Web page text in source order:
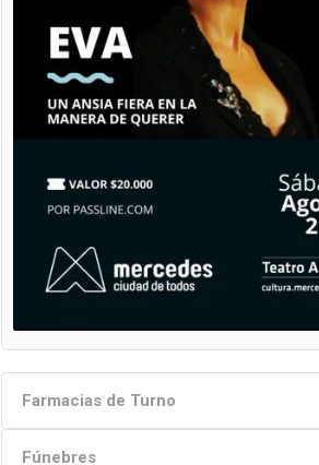
Farmacias de Turno
Fúnebres